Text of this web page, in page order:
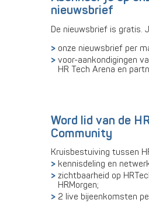
nieuwsbrief
De nieuwsbrief is gratis.
onze nieuwsbrief per
voor-aankondigingen
HR Tech Arena en
Word lid van de
Community
Kruisbestuiving tussen
kennisdeling en
zichtbaarheid op
HRMorgen;
2 live bijeenkomsten